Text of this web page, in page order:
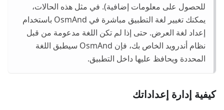
للحصول على معلومات إضافية). في مثل هذه الحالات،
يمكنك تغيير لغة التطبيق مباشرة في OsmAnd باستخدام
إعداد لغة العرض. حتى إذا لم تكن اللغة مدعومة من قبل
نظام أندرويد الخاص بك، فإن OsmAnd سيطبق اللغة
المحددة ويحافظ عليها داخل التطبيق.
كيفية إدارة إعداداتك